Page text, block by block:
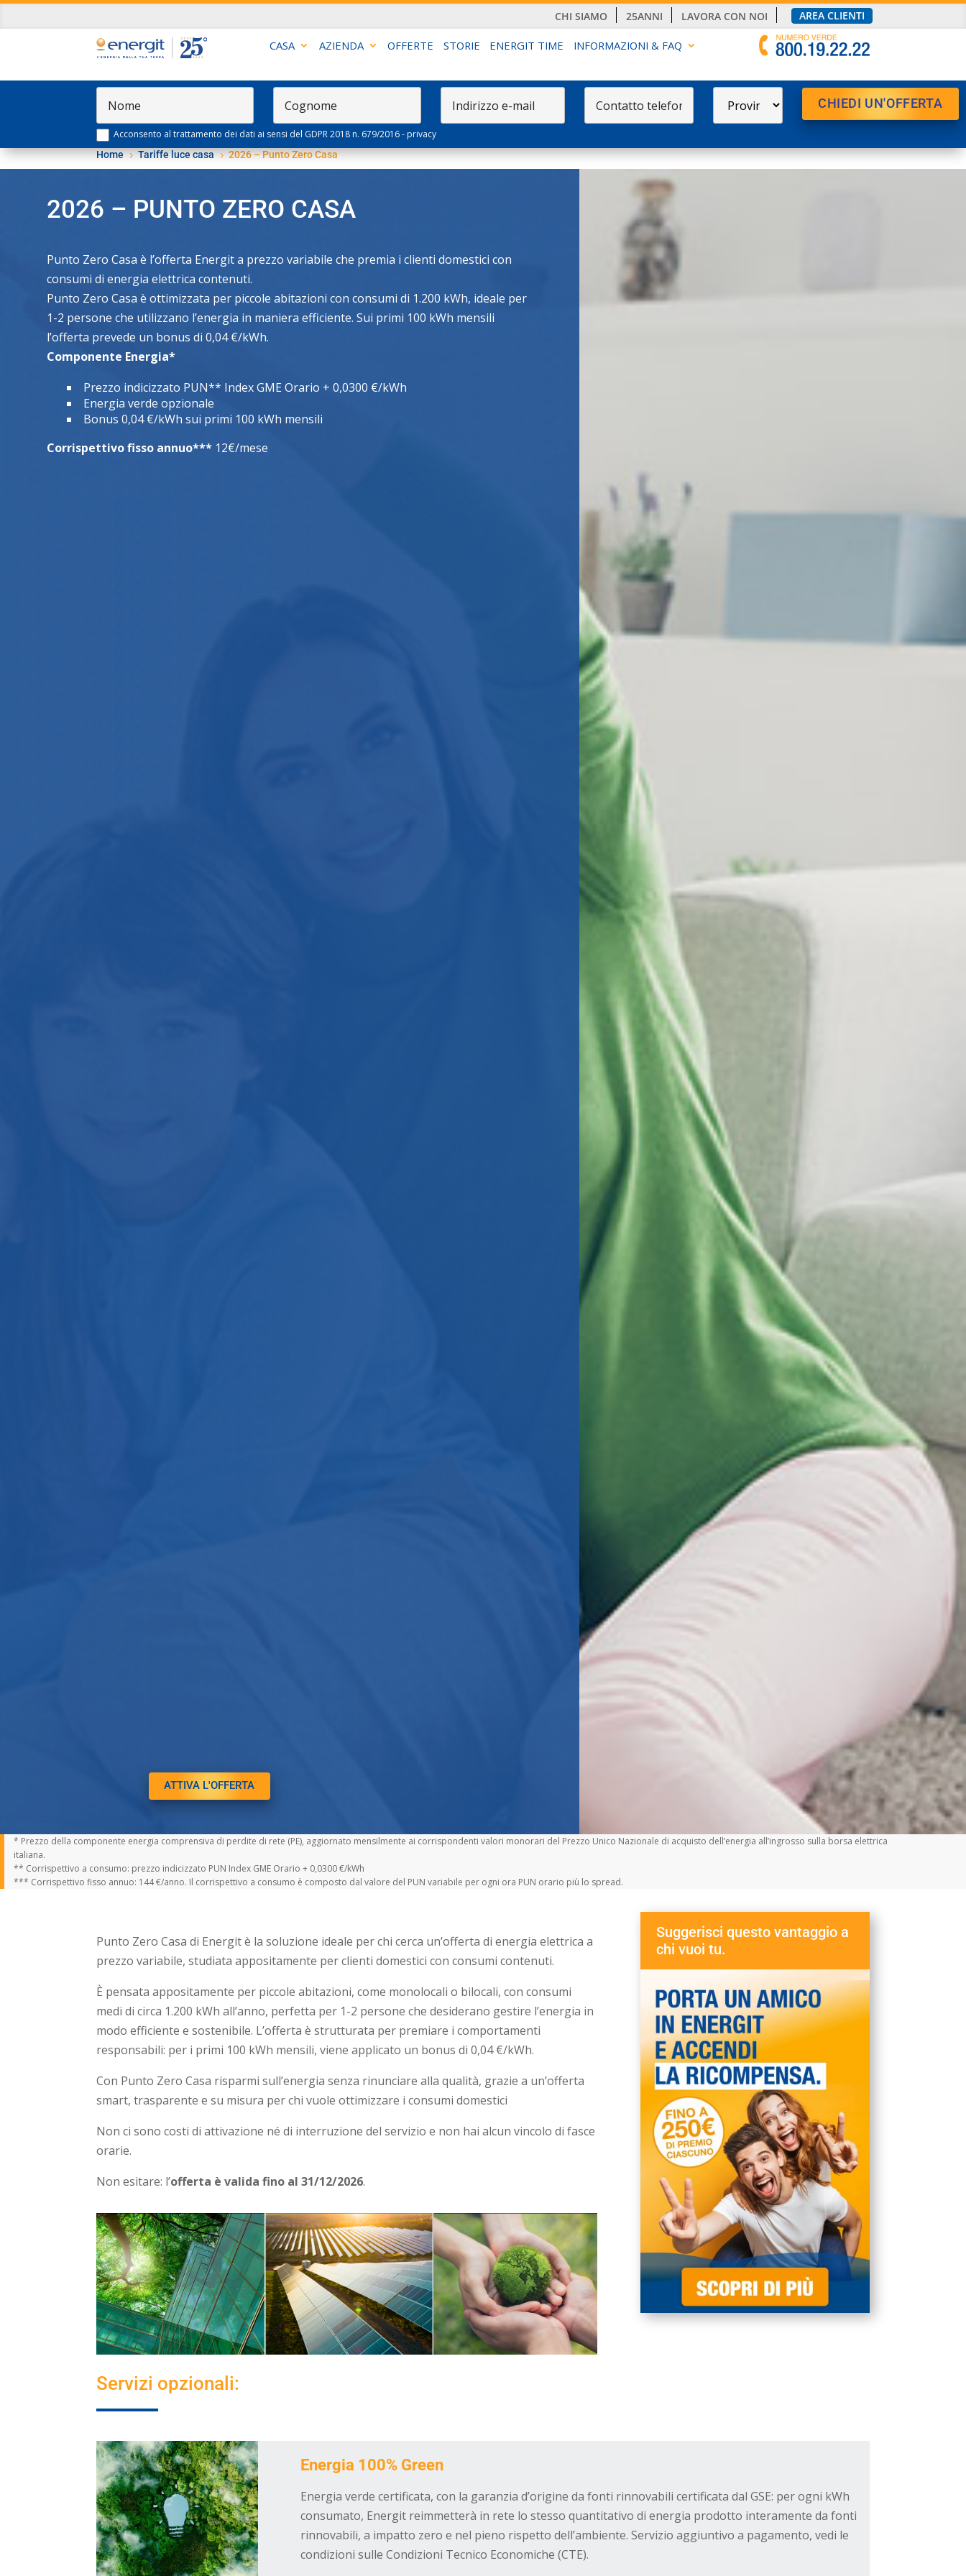
CHI SIAMO 25ANNI LAVORA CON NOI AREA CLIENTI
CASA AZIENDA OFFERTE STORIE ENERGIT TIME INFORMAZIONI & FAQ
Acconsento al trattamento dei dati ai sensi del GDPR 2018 n. 679/2016 -privacy
Home 5 Tariffe luce casa 5 2026 – Punto Zero Casa
2026 – PUNTO ZERO CASA
Punto Zero Casa è l’offerta Energit a prezzo variabile che premia i clienti domestici con
consumi di energia elettrica contenuti.
Punto Zero Casa è ottimizzata per piccole abitazioni con consumi di 1.200 kWh, ideale per
1-2 persone che utilizzano l’energia in maniera efficiente. Sui primi 100 kWh mensili
l’offerta prevede un bonus di 0,04 €/kWh.
Componente Energia*
Prezzo indicizzato PUN** Index GME Orario + 0,0300 €/kWh
Energia verde opzionale
Bonus 0,04 €/kWh sui primi 100 kWh mensili
Corrispettivo fisso annuo*** 12€/mese
ATTIVA L'OFFERTA
* Prezzo della componente energia comprensiva di perdite di rete (PE), aggiornato mensilmente ai corrispondenti valori monorari del Prezzo Unico Nazionale di acquisto dell’energia all’ingrosso sulla borsa elettrica
italiana.
** Corrispettivo a consumo: prezzo indicizzato PUN Index GME Orario + 0,0300 €/kWh
*** Corrispettivo fisso annuo: 144 €/anno. Il corrispettivo a consumo è composto dal valore del PUN variabile per ogni ora PUN orario più lo spread.
Punto Zero Casa di Energit è la soluzione ideale per chi cerca un’offerta di energia elettrica a
prezzo variabile, studiata appositamente per clienti domestici con consumi contenuti.
È pensata appositamente per piccole abitazioni, come monolocali o bilocali, con consumi
medi di circa 1.200 kWh all’anno, perfetta per 1-2 persone che desiderano gestire l’energia in
modo efficiente e sostenibile. L’offerta è strutturata per premiare i comportamenti
responsabili: per i primi 100 kWh mensili, viene applicato un bonus di 0,04 €/kWh.
Con Punto Zero Casa risparmi sull’energia senza rinunciare alla qualità, grazie a un’offerta
smart, trasparente e su misura per chi vuole ottimizzare i consumi domestici
Non ci sono costi di attivazione né di interruzione del servizio e non hai alcun vincolo di fasce
orarie.
Non esitare: l’offerta è valida fino al 31/12/2026.
Suggerisci questo vantaggio a
chi vuoi tu.
Servizi opzionali:
Energia 100% Green
Energia verde certificata, con la garanzia d’origine da fonti rinnovabili certificata dal GSE: per ogni kWh
consumato, Energit reimmetterà in rete lo stesso quantitativo di energia prodotto interamente da fonti
rinnovabili, a impatto zero e nel pieno rispetto dell’ambiente. Servizio aggiuntivo a pagamento, vedi le
condizioni sulle Condizioni Tecnico Economiche (CTE).